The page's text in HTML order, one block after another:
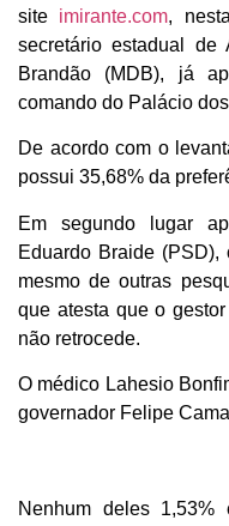
site imirante.com,
secretário estadual de
Brandão (MDB), já
comando do Palácio
De acordo com o
possui 35,68% da
Em segundo lugar
Eduardo Braide
mesmo de outras
que atesta que o
não retrocede.
O médico Lahesio
governador Felipe
Nenhum deles